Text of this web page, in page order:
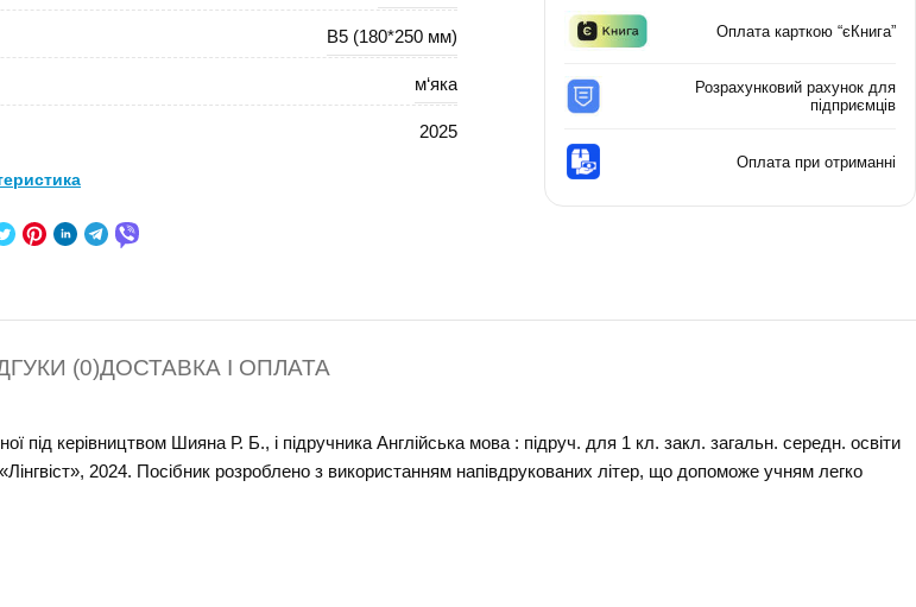
В5 (180*250 мм)
м‘яка
2025
-
Оплата карткою “єКнига”
Розрахунковий рахунок для
підприємців
Оплата при отриманні
(0)ДОСТАВКА І ОПЛАТА
під керівництвом Шияна Р. Б., і підручника Англійська мова : підруч. для 1 кл. закл. загальн. середн. освіти
2024. Посібник розроблено з використанням напівдрукованих літер, що допоможе учням легко